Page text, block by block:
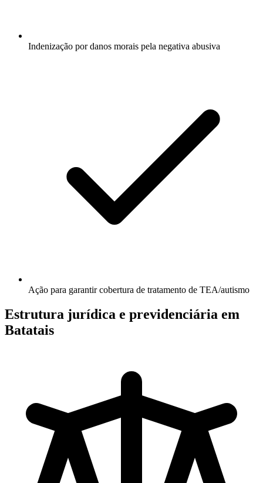
Indenização por danos morais pela negativa abusiva
Ação para garantir cobertura de tratamento de TEA/autismo
Estrutura jurídica e previdenciária em
Batatais